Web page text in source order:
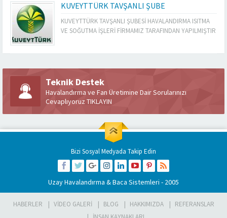
KUVEYTTÜRK TAVŞANLI ŞUBE
KUVEYTTÜRK TAVŞANLI ŞUBESİ HAVALANDIRMA ISITMA
VE SOĞUTMA İŞLERİ FİRMAMIZ TARAFINDAN YAPILMIŞTIR
Teknik Destek
Havalandırma ve Fan Üretimine Dair Sorularınızı
Cevaplıyoruz TIKLAYIN
Bizi Sosyal Medyada Takip Edin
Uzay Havalandırma & Baca Sistemleri - 2005
HABERLER VIDEO GALERI BLOG HAKKIMIZDA
REFERANSLAR